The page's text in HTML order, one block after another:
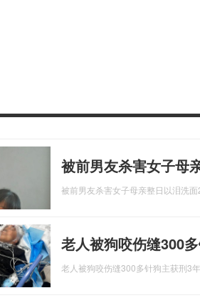
被前男友杀害女子母
被前男友杀害女子母亲整日以泪洗面
老人被狗咬伤缝300
老人被狗咬伤缝300多针狗主获刑3年